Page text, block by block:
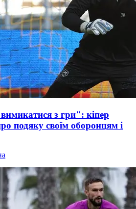
з гри": кіпер
подяку своїм оборонцям і